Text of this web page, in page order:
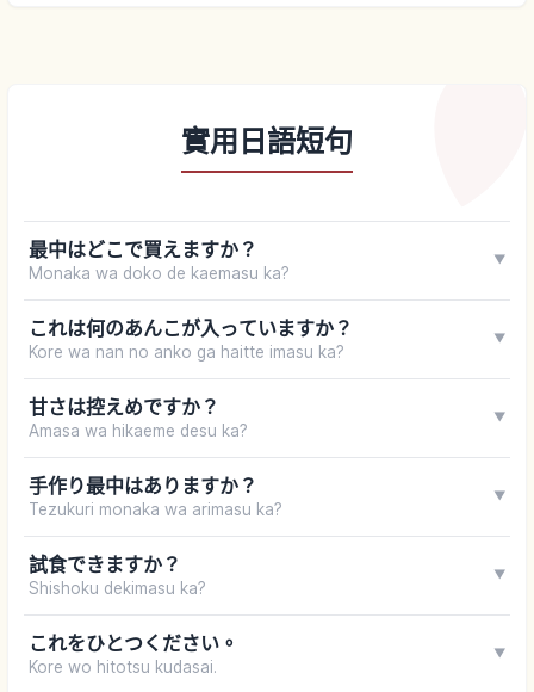
實用日語短句
最中はどこで買えますか？
Monaka wa doko de kaemasu ka?
▼
これは何のあんこが入っていますか？
Kore wa nan no anko ga haitte imasu ka?
▼
甘さは控えめですか？
Amasa wa hikaeme desu ka?
▼
手作り最中はありますか？
Tezukuri monaka wa arimasu ka?
▼
試食できますか？
Shishoku dekimasu ka?
▼
これをひとつください。
Kore wo hitotsu kudasai.
▼